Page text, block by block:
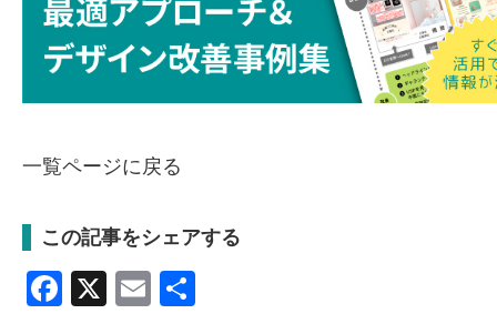
一覧ページに戻る
この記事をシェアする
Facebook
X Email